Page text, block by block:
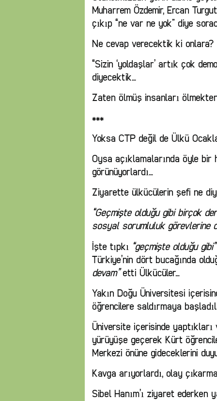
Muharrem Özdemir, Ercan
çıkıp “ne var ne yok” diye
Ne cevap verecektik ki onlara?
“Sizin ‘yoldaşlar’ artık çok
diyecektik…
Zaten ölmüş insanları
***
Yoksa CTP değil de Ülkü
Oysa açıklamalarında öyle bir
görünüyorlardı…
Ziyarette ülkücülerin şefi ne
“Geçmişte olduğu gibi birçok
sosyal sorumluluk görevlerine
İşte tıpkı “geçmişte olduğu gibi”
Türkiye’nin dört bucağında
devam”etti Ülkücüler…
Yakın Doğu Üniversitesi
öğrencilere saldırmaya
Üniversite içerisinde
yürüyüşe geçerek Kürt
Merkezi önüne gideceklerini
Kavga arıyorlardı, olay
Sibel Hanım’ı ziyaret ederken